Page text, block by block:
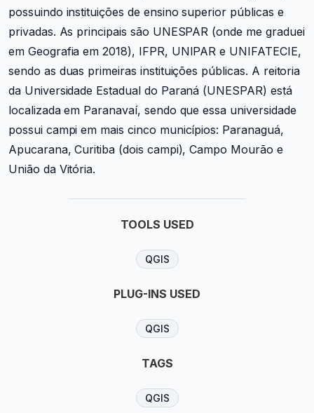
possuindo instituições de ensino superior públicas e
privadas. As principais são UNESPAR (onde me graduei
em Geografia em 2018), IFPR, UNIPAR e UNIFATECIE,
sendo as duas primeiras instituições públicas. A reitoria
da Universidade Estadual do Paraná (UNESPAR) está
localizada em Paranavaí, sendo que essa universidade
possui campi em mais cinco municípios: Paranaguá,
Apucarana, Curitiba (dois campi), Campo Mourão e
União da Vitória.
TOOLS USED
QGIS
PLUG-INS USED
QGIS
TAGS
QGIS